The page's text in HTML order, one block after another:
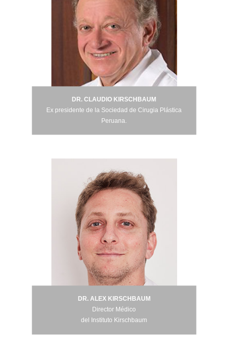
DR. CLAUDIO KIRSCHBAUM
Ex presidente de la Sociedad de Cirugia Plástica
Peruana.
DR. ALEX KIRSCHBAUM
Director Médico
del Instituto Kirschbaum